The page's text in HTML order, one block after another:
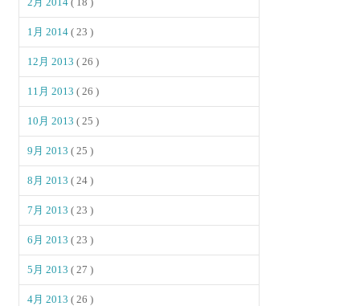
1月 2014( 23 )
12月 2013( 26 )
11月 2013( 26 )
10月 2013( 25 )
9月 2013( 25 )
8月 2013( 24 )
7月 2013( 23 )
6月 2013( 23 )
5月 2013( 27 )
4月 2013( 26 )